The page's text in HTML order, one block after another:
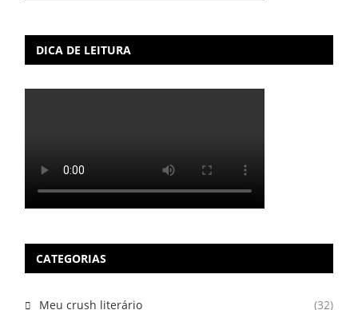
DICA DE LEITURA
CATEGORIAS
Meu crush literário (32)